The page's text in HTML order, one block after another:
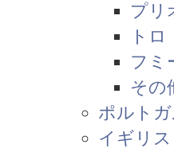
プリ
トロ
フミ
その
ポルト
イギリス